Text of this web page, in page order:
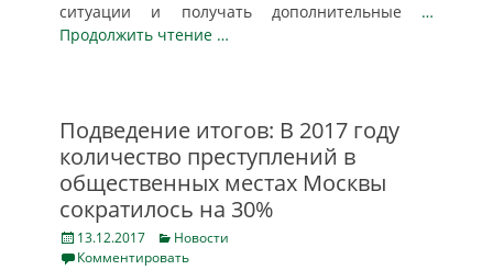
ситуации и получать дополнительные …
Продолжить чтение …
Подведение итогов: В 2017 году
количество преступлений в
общественных местах Москвы
сократилось на 30%
Posted
on
13.12.2017 Categories
Новости
Комментировать